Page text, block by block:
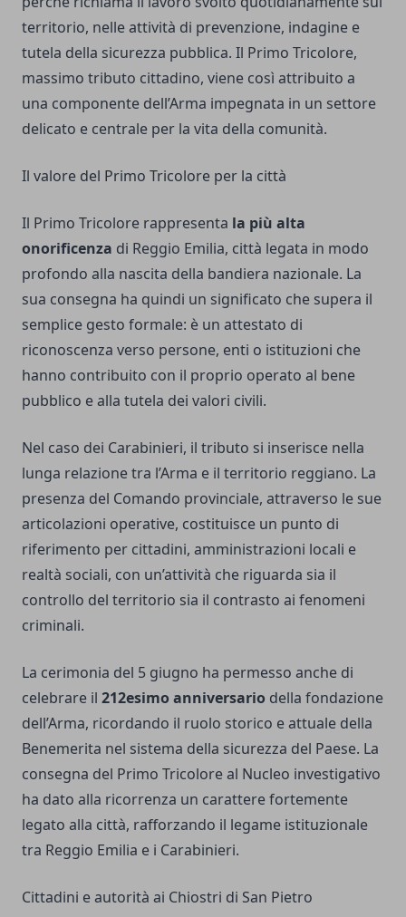
territorio, nelle attività di prevenzione, indagine e
tutela della sicurezza pubblica. Il Primo Tricolore,
massimo tributo cittadino, viene così attribuito a
una componente dell’Arma impegnata in un settore
delicato e centrale per la vita della comunità.
Il valore del Primo Tricolore per la città
Il Primo Tricolore rappresenta la più alta
onorificenza di Reggio Emilia, città legata in modo
profondo alla nascita della bandiera nazionale. La
sua consegna ha quindi un significato che supera il
semplice gesto formale: è un attestato di
riconoscenza verso persone, enti o istituzioni che
hanno contribuito con il proprio operato al bene
pubblico e alla tutela dei valori civili.
Nel caso dei Carabinieri, il tributo si inserisce nella
lunga relazione tra l’Arma e il territorio reggiano. La
presenza del Comando provinciale, attraverso le sue
articolazioni operative, costituisce un punto di
riferimento per cittadini, amministrazioni locali e
realtà sociali, con un’attività che riguarda sia il
controllo del territorio sia il contrasto ai fenomeni
criminali.
La cerimonia del 5 giugno ha permesso anche di
celebrare il 212esimo anniversario della fondazione
dell’Arma, ricordando il ruolo storico e attuale della
Benemerita nel sistema della sicurezza del Paese. La
consegna del Primo Tricolore al Nucleo investigativo
ha dato alla ricorrenza un carattere fortemente
legato alla città, rafforzando il legame istituzionale
tra Reggio Emilia e i Carabinieri.
Cittadini e autorità ai Chiostri di San Pietro